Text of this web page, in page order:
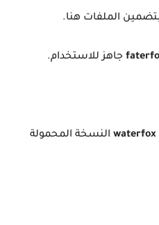
جاهز للاستخدام.
waterfox النسخة المحمولة